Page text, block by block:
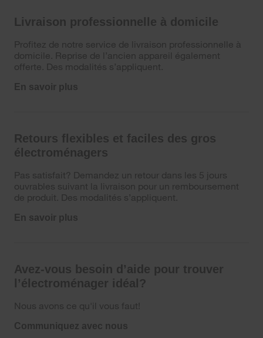
Livraison professionnelle à domicile
Profitez de notre service de livraison professionnelle à
domicile. Reprise de l’ancien appareil également
offerte. Des modalités s’appliquent.
En savoir plus
Retours flexibles et faciles des gros
électroménagers
Pas satisfait? Demandez un retour dans les 5 jours
ouvrables suivant la livraison pour un remboursement
de produit. Des modalités s’appliquent.
En savoir plus
Avez-vous besoin d’aide pour trouver
l’électroménager idéal?
Nous avons ce qu'il vous faut!
Communiquez avec nous